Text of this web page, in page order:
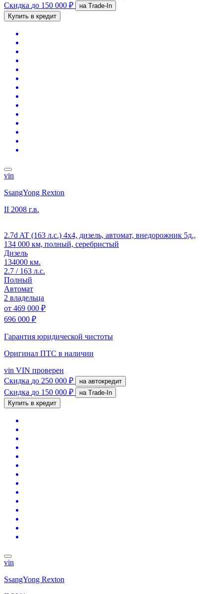
Скидка до 150 000 ₽
на Trade-In
Купить в кредит
vin
SsangYong Rexton
II 2008 г.в.
2.7d AT (163 л.с.) 4x4, дизель, автомат, внедорожник 5д.,
134 000 км, полный, серебристый
Дизель
134000 км.
2.7 / 163 л.с.
Полный
Автомат
2 владельца
от 469 000 ₽
696 000 ₽
Гарантия юридической чистоты
Оригинал ПТС в наличии
vin VIN проверен
Скидка до 250 000 ₽ на автокредит
Скидка до 150 000 ₽
на Trade-In
Купить в кредит
vin
SsangYong Rexton